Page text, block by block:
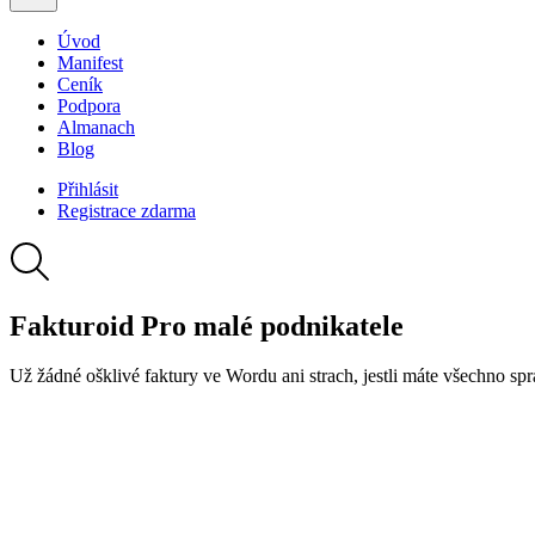
Úvod
Manifest
Ceník
Podpora
Almanach
Blog
Přihlásit
Registrace zdarma
Fakturoid Pro malé podnikatele
Už žádné ošklivé faktury ve Wordu ani strach, jestli máte všechno